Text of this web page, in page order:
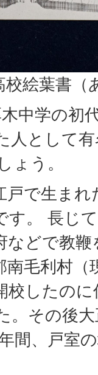
絵葉書（
中学の初
人として
ょう。
戸で生ま
す。 長じ
などで教
南毛利村
校したの
。その後
間、戸室